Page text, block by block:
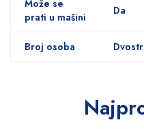
Može se
prati u mašini
Da
Broj osoba